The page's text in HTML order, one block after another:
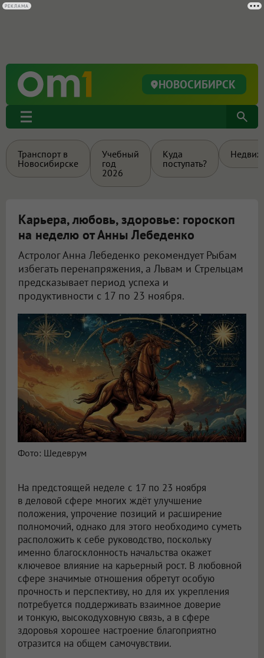
НОВОСИБИРСК
Транспорт в
Новосибирске
Учебный
год
2026
Куда
поступать?
Карьера, любовь, здоровье: гороскоп
на неделю от Анны Лебеденко
Астролог Анна Лебеденко рекомендует Рыбам
избегать перенапряжения, а Львам и Стрельцам
предсказывает период успеха и
продуктивности с 17 по 23 ноября.
Фото: Шедеврум
На предстоящей неделе с 17 по 23 ноября
в деловой сфере многих ждёт улучшение
положения, упрочение позиций и расширение
полномочий, однако для этого необходимо суметь
расположить к себе руководство, поскольку
именно благосклонность начальства окажет
ключевое влияние на карьерный рост. В любовной
сфере значимые отношения обретут особую
прочность и перспективу, но для их укрепления
потребуется поддерживать взаимное доверие
и тонкую, высокодуховную связь, а в сфере
здоровья хорошее настроение благоприятно
отразится на общем самочувствии.
РЕКЛАМА